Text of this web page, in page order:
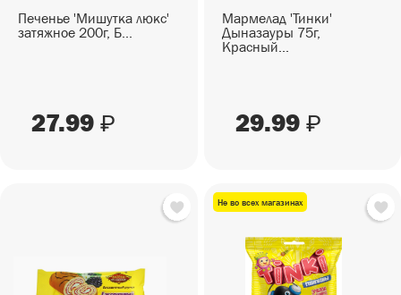
Печенье 'Мишутка люкс'
затяжное 200г, Б...
27.99 ₽
Мармелад 'Тинки'
Дыназауры 75г,
Красный...
29.99 ₽
Не во всех магазинах